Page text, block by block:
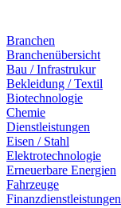
Branchen
Branchenübersicht
Bau / Infrastrukur
Bekleidung / Textil
Biotechnologie
Chemie
Dienstleistungen
Eisen / Stahl
Elektrotechnologie
Erneuerbare Energien
Fahrzeuge
Finanzdienstleistungen